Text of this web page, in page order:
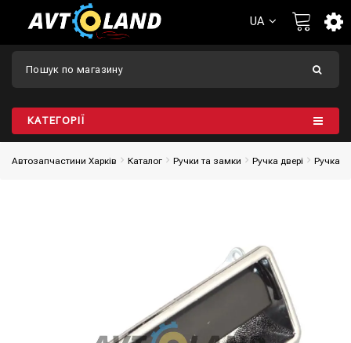
UA
КАТЕГОРІЇ
Автозапчастини Харків Каталог Ручки та замки Ручка двері Ручка